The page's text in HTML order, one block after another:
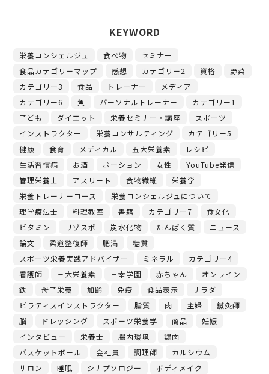
KEYWORD
栄養コンシェルジュ 食べ物
セミナー
食品カテゴリーマップ
感想 カテゴリー2 資格
野菜
カテゴリー3
食品 トレーナー
メディア
カテゴリー6
魚 パーソナルトレーナー
カテゴリー1
子ども
ダイエット 栄養セミナー・講座
スポーツ
インストラクター
栄養コンサルティング
カテゴリー5
健康
食育 メディカル 五大栄養素
レシピ
生活習慣病
お酒 ポーション 女性
YouTube発信
管理栄養士
アスリート 食物繊維
栄養学
栄養トレーナーコース
栄養コンシェルジュについて
理学療法士
料理教室 書籍 カテゴリー7
食文化
ビタミン
リゾスポ 炭水化物 たんぱく質
ニュース
論文
柔道整復師 肥満
糖質
スポーツ栄養実践アドバイザー
ミネラル
カテゴリー4
看護師
三大栄養素 三幸学園 赤ちゃん
オンライン
鉄
母子栄養 加齢 免疫 食品表示
サラダ
ピラティスインストラクター
脂質 肉 主婦
鍼灸師
脳
ドレッシング スポーツ栄養学 商品
妊娠
インタビュー
栄養士 腸内環境
鶏肉
バスケットボール
会社員 調理師
カルシウム
サロン
睡眠 シナプソロジー
ボディメイク